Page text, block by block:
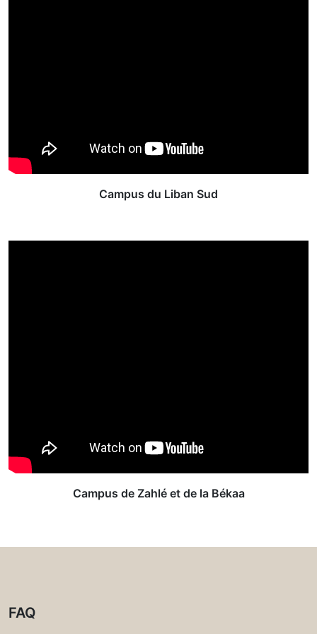
Campus du Liban Sud
Campus de Zahlé et de la Békaa
FAQ